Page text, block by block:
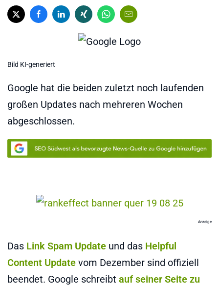
Bild KI-generiert
Google hat die beiden zuletzt noch laufenden
großen Updates nach mehreren Wochen
abgeschlossen.
Anzeige
Das Link Spam Update und das Helpful
Content Update vom Dezember sind offiziell
beendet. Google schreibt auf seiner Seite zu